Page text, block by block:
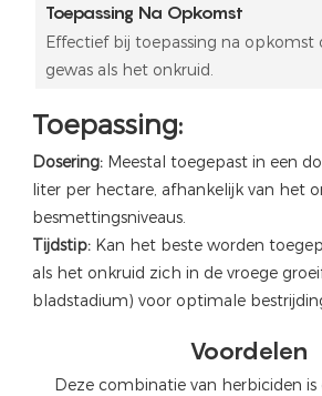
Toepassing Na Opkomst
Effectief bij toepassing na
gewas als het onkruid.
Toepassing:
Dosering: Meestal toegepast in een
liter per hectare, afhankelijk van het
besmettingsniveaus.
Tijdstip: Kan het beste worden
als het onkruid zich in de vroege
bladstadium) voor optimale
Voordelen
Deze combinatie van herbiciden is